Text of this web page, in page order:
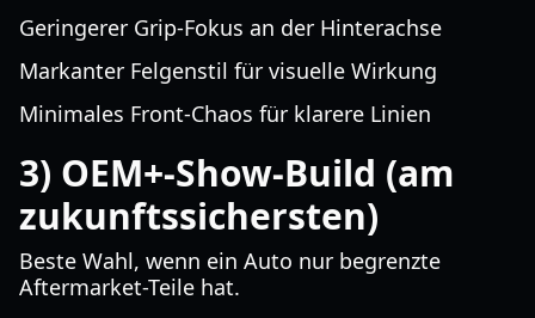
Geringerer Grip-Fokus an der Hinterachse
Markanter Felgenstil für visuelle Wirkung
Minimales Front-Chaos für klarere Linien
3) OEM+-Show-Build (am
zukunftssichersten)
Beste Wahl, wenn ein Auto nur begrenzte
Aftermarket-Teile hat.